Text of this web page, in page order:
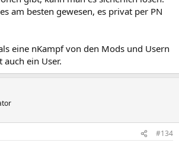
am besten gewesen, es privat per PN
eine nKampf von den Mods und Usern
auch ein User.
#134